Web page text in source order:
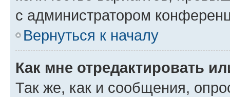
с администратором
Вернуться к началу
Как мне отредактировать
Так же, как и сообщения,